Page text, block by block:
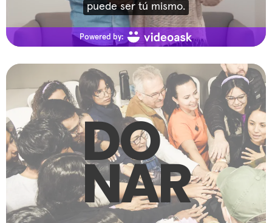
DO
NAR